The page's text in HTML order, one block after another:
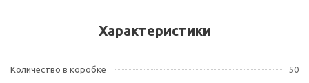
Характеристики
Количество в коробке
50